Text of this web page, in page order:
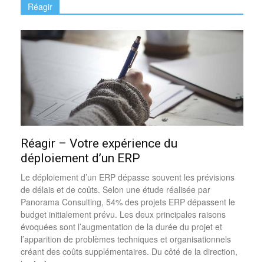
Réagir
Réagir – Votre expérience du
déploiement d’un ERP
Le déploiement d’un ERP dépasse souvent les prévisions
de délais et de coûts. Selon une étude réalisée par
Panorama Consulting, 54% des projets ERP dépassent le
budget initialement prévu. Les deux principales raisons
évoquées sont l’augmentation de la durée du projet et
l’apparition de problèmes techniques et organisationnels
créant des coûts supplémentaires. Du côté de la direction,